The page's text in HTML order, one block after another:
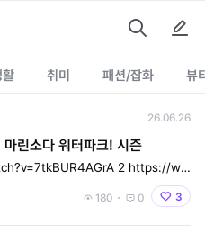
활 취미 패션/잡화 뷰
26.06.26
린소다 워터파크! 시즌
2 https://ww
180 0 3